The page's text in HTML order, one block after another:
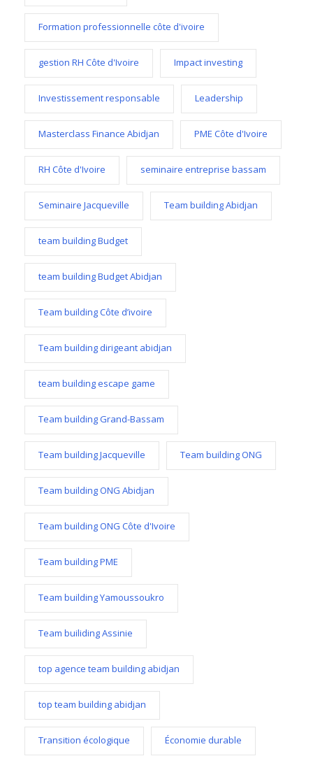
Formation professionnelle côte d'ivoire
gestion RH Côte d'Ivoire Impact investing
Investissement responsable Leadership
Masterclass Finance Abidjan PME Côte d'Ivoire
RH Côte d'Ivoire seminaire entreprise bassam
Seminaire Jacqueville Team building Abidjan
team building Budget
team building Budget Abidjan
Team building Côte d’ivoire
Team building dirigeant abidjan
team building escape game
Team building Grand-Bassam
Team building Jacqueville Team building ONG
Team building ONG Abidjan
Team building ONG Côte d'Ivoire
Team building PME
Team building Yamoussoukro
Team builiding Assinie
top agence team building abidjan
top team building abidjan
Transition écologique Économie durable